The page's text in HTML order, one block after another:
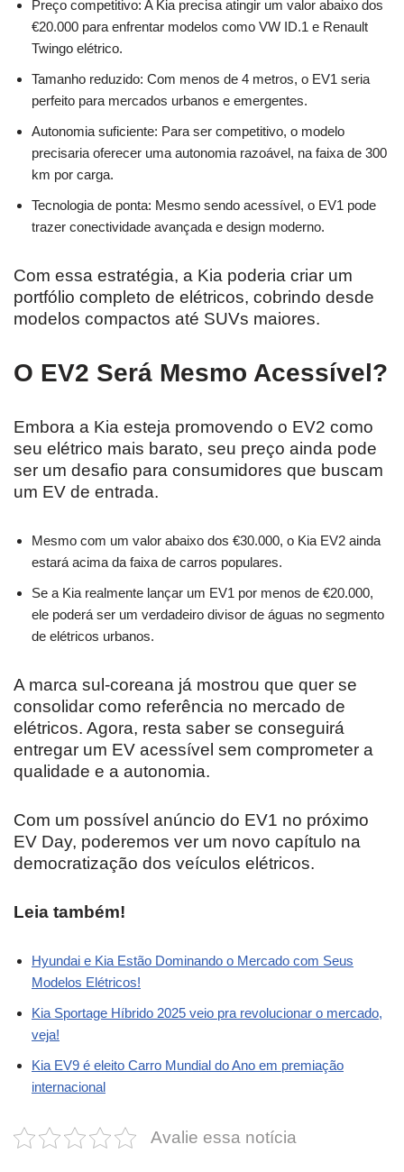
Preço competitivo: A Kia precisa atingir um valor abaixo dos
€20.000 para enfrentar modelos como VW ID.1 e Renault
Twingo elétrico.
Tamanho reduzido: Com menos de 4 metros, o EV1 seria
perfeito para mercados urbanos e emergentes.
Autonomia suficiente: Para ser competitivo, o modelo
precisaria oferecer uma autonomia razoável, na faixa de 300
km por carga.
Tecnologia de ponta: Mesmo sendo acessível, o EV1 pode
trazer conectividade avançada e design moderno.
Com essa estratégia, a Kia poderia criar um
portfólio completo de elétricos, cobrindo desde
modelos compactos até SUVs maiores.
O EV2 Será Mesmo Acessível?
Embora a Kia esteja promovendo o EV2 como
seu elétrico mais barato, seu preço ainda pode
ser um desafio para consumidores que buscam
um EV de entrada.
Mesmo com um valor abaixo dos €30.000, o Kia EV2 ainda
estará acima da faixa de carros populares.
Se a Kia realmente lançar um EV1 por menos de €20.000,
ele poderá ser um verdadeiro divisor de águas no segmento
de elétricos urbanos.
A marca sul-coreana já mostrou que quer se
consolidar como referência no mercado de
elétricos. Agora, resta saber se conseguirá
entregar um EV acessível sem comprometer a
qualidade e a autonomia.
Com um possível anúncio do EV1 no próximo
EV Day, poderemos ver um novo capítulo na
democratização dos veículos elétricos.
Leia também!
Hyundai e Kia Estão Dominando o Mercado com Seus
Modelos Elétricos!
Kia Sportage Híbrido 2025 veio pra revolucionar o mercado,
veja!
Kia EV9 é eleito Carro Mundial do Ano em premiação
internacional
Avalie essa notícia